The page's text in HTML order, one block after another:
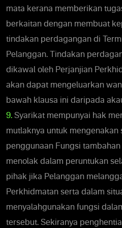
mata kerana memberikan
berkaitan dengan membuat
tindakan perdagangan di
Pelanggan. Tindakan
dikawal oleh Perjanjian
akan dapat mengeluarkan
bawah klausa ini daripada
9. Syarikat mempunyai hak
mutlaknya untuk mengenakan
penggunaan Fungsi
menolak dalam peruntukan
pihak jika Pelanggan
Perkhidmatan serta dalam
menyalahgunakan fungsi
tersebut. Sekiranya